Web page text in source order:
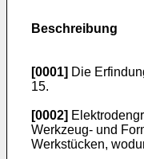
Beschreibung
[0001] Die
15.
[0002]
Werkzeug- und
Werkstücken,